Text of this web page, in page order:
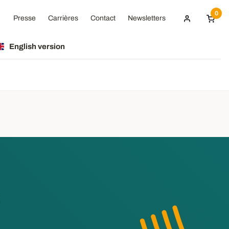
Presse Carrières Contact Newsletters
0
English version